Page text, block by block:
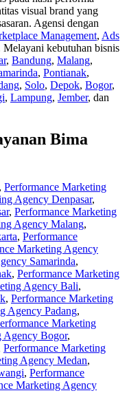
visual brand yang
Agensi dengan
Management, Ads
Melayani kebutuhan bisnis
, Bandung, Malang,
, Pontianak,
, Solo, Depok, Bogor,
, Lampung, Jember, dan
Bima
, Performance Marketing
Agency Denpasar,
, Performance Marketing
Agency Malang,
, Performance
Marketing Agency
Samarinda,
, Performance Marketing
Agency Bali,
, Performance Marketing
Agency Padang,
Marketing
Agency Bogor,
Performance Marketing
Agency Medan,
, Performance
Marketing Agency